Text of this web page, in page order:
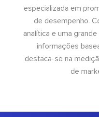
especializada em
de desempenho.
analítica e uma
informações
destaca-se na
de